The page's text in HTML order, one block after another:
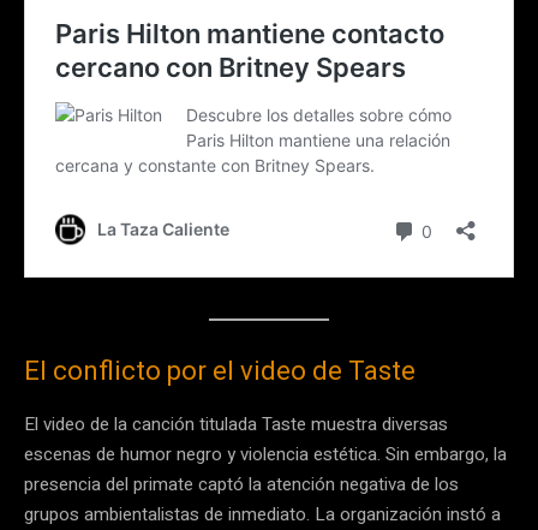
El conflicto por el video de Taste
El video de la canción titulada Taste muestra diversas
escenas de humor negro y violencia estética. Sin embargo, la
presencia del primate captó la atención negativa de los
grupos ambientalistas de inmediato. La organización instó a